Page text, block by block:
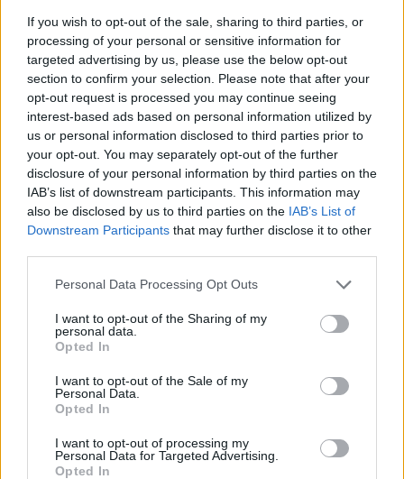
If you wish to opt-out of the sale, sharing to third parties, or
processing of your personal or sensitive information for
targeted advertising by us, please use the below opt-out
section to confirm your selection. Please note that after your
opt-out request is processed you may continue seeing
interest-based ads based on personal information utilized by
us or personal information disclosed to third parties prior to
your opt-out. You may separately opt-out of the further
disclosure of your personal information by third parties on the
IAB’s list of downstream participants. This information may
also be disclosed by us to third parties on the IAB’s List of
Downstream Participants that may further disclose it to other
Personal Data Processing Opt Outs
I want to opt-out of the Sharing of my
personal data.
Opted In
I want to opt-out of the Sale of my
Personal Data.
Opted In
I want to opt-out of processing my
Personal Data for Targeted Advertising.
Opted In
και μάθετε πρώτοιτα πιο hot νέα.
και ότι σου κάνει κλικ!
ΔΙΑΦΗΜΙΣΗ